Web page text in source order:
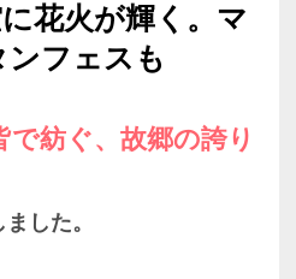
花火が輝く。マ
フェスも
で紡ぐ、故郷の誇り
した。